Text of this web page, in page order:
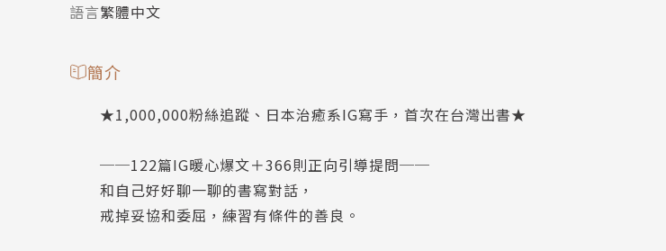
語言繁體中文
簡介
★1,000,000粉絲追蹤、日本治癒系IG寫手，首次在台灣出書★
──122篇IG暖心爆文＋366則正向引導提問──
和自己好好聊一聊的書寫對話，
戒掉妥協和委屈，練習有條件的善良。